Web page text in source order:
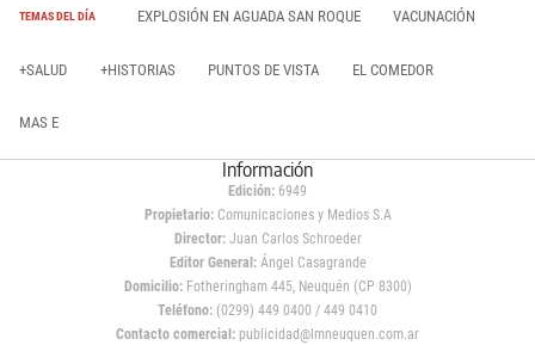
TEMAS DEL DÍA EXPLOSIÓN EN AGUADA SAN ROQUE VACUNACIÓN
+SALUD +HISTORIAS PUNTOS DE VISTA EL COMEDOR
MAS E
Información
Edición: 6949
Propietario:Comunicaciones y Medios S.A
Director: Juan Carlos Schroeder
Editor General:Ángel Casagrande
Domicilio:Fotheringham 445, Neuquén (CP 8300)
Teléfono: (0299) 449 0400 / 449 0410
Contacto comercial: publicidad@lmneuquen.com.ar